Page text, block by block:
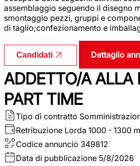
assemblaggio seguendo il disegno
smontaggio pezzi, gruppi e
di taglio;confezionamento e
Candidati Dettaglio
ADDETTO/A ALLA
PART TIME
Tipo di contratto
Retribuzione Lorda 1000 - 1300
Codice annuncio 349812
Data di pubblicazione 5/8/2026